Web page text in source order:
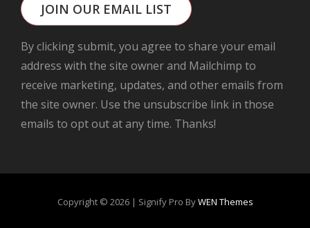
JOIN OUR EMAIL LIST
By clicking submit, you agree to share your email
address with the site owner and Mailchimp to
receive marketing, updates, and other emails from
the site owner. Use the unsubscribe link in those
emails to opt out at any time. Thanks!
Copyright © 2026 | Signify Pro ByWEN Themes